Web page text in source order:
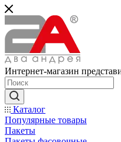
Интернет-магазин
Каталог
Популярные товары
Пакеты